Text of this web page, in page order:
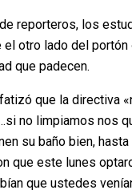
reporteros, los
otro lado del portón
que padecen.
que la directiva
no limpiamos nos
su baño bien,
que este lunes
que ustedes